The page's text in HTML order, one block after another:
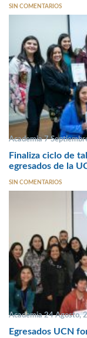
SIN COMENTARIOS
Academia 7
Finaliza ciclo de
egresados de la
SIN COMENTARIOS
Academia 24 Agosto,
Egresados UCN